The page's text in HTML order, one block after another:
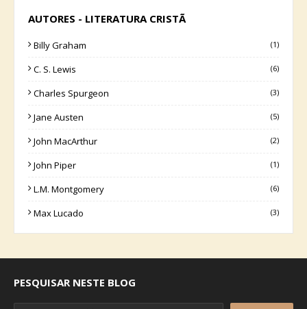
AUTORES - LITERATURA CRISTÃ
Billy Graham (1)
C. S. Lewis (6)
Charles Spurgeon (3)
Jane Austen (5)
John MacArthur (2)
John Piper (1)
L.M. Montgomery (6)
Max Lucado (3)
PESQUISAR NESTE BLOG